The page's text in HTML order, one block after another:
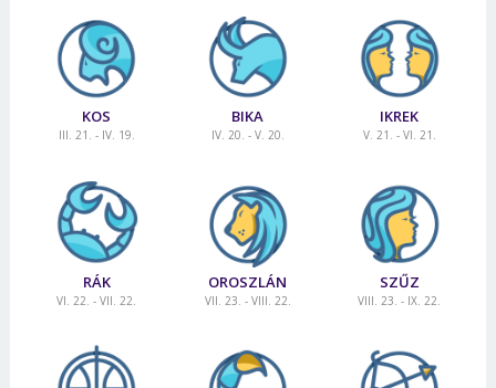
KOS
III. 21. - IV. 19.
BIKA
IV. 20. - V. 20.
IKREK
V. 21. - VI. 21.
RÁK
VI. 22. - VII. 22.
OROSZLÁN
VII. 23. - VIII. 22.
SZŰZ
VIII. 23. - IX. 22.